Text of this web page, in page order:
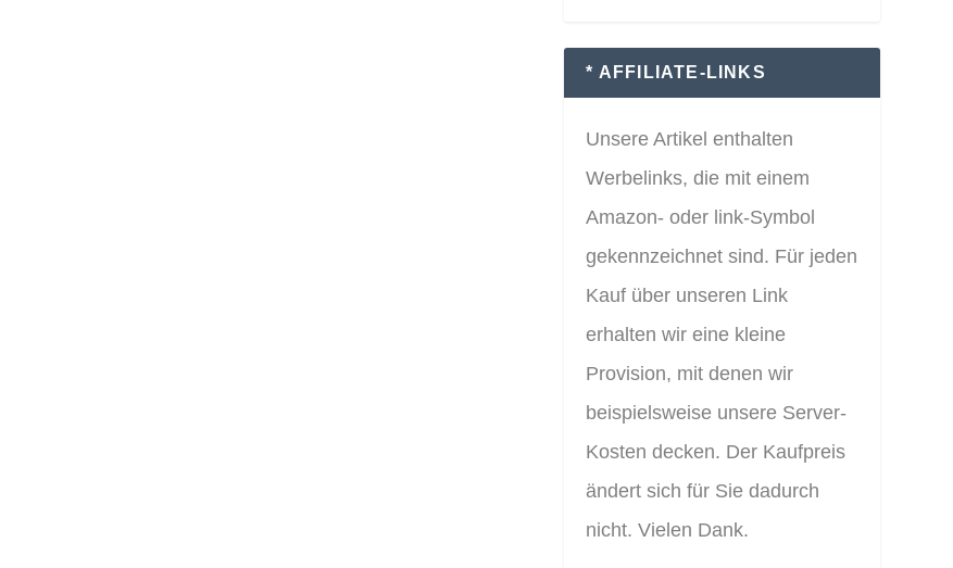
* AFFILIATE-LINKS
Unsere Artikel enthalten
Werbelinks, die mit einem
Amazon- oder link-Symbol
gekennzeichnet sind. Für jeden
Kauf über unseren Link
erhalten wir eine kleine
Provision, mit denen wir
beispielsweise unsere Server-
Kosten decken. Der Kaufpreis
ändert sich für Sie dadurch
nicht. Vielen Dank.